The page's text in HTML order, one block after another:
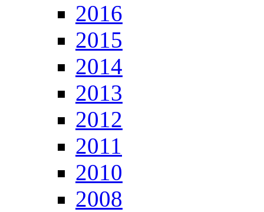
2016
2015
2014
2013
2012
2011
2010
2008